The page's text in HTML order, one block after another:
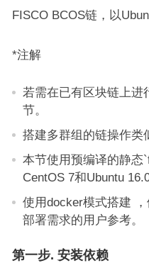
FISCO BCOS链，以
*注解
若需在已有区块链上进
节。
搭建多群组的链操作类
本节使用预编译的静态
CentOS 7和Ubuntu
使用docker模式搭建
部署需求的用户参考。
第一步. 安装依赖